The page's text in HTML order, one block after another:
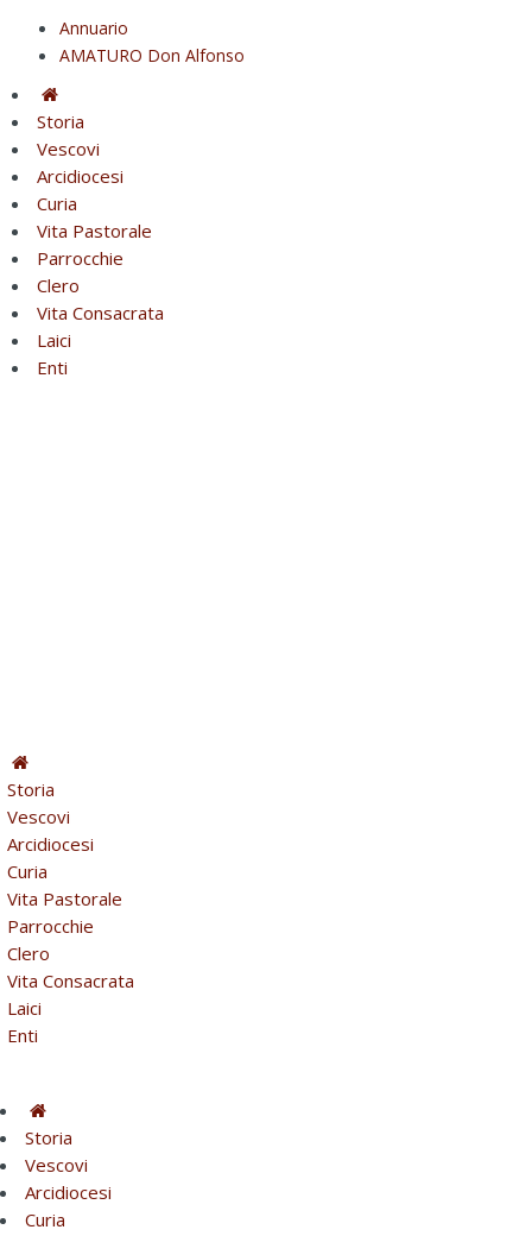
Annuario
AMATURO Don Alfonso
Storia
Vescovi
Arcidiocesi
Curia
Vita Pastorale
Parrocchie
Clero
Vita Consacrata
Laici
Enti
Storia
Vescovi
Arcidiocesi
Curia
Vita Pastorale
Parrocchie
Clero
Vita Consacrata
Laici
Enti
Storia
Vescovi
Arcidiocesi
Curia